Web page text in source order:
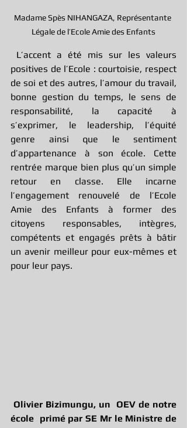
Madame Spès NIHANGAZA, Représentante
Légale de l’Ecole Amie des Enfants
L’accent a été mis sur les valeurs
positives de l’Ecole : courtoisie, respect
de soi et des autres, l’amour du travail,
bonne gestion du temps, le sens de
responsabilité, la capacité à
s’exprimer, le leadership, l’équité
genre ainsi que le sentiment
d’appartenance à son école. Cette
rentrée marque bien plus qu’un simple
retour en classe. Elle incarne
l’engagement renouvelé de l’Ecole
Amie des Enfants à former des
citoyens responsables, intègres,
compétents et engagés prêts à bâtir
un avenir meilleur pour eux-mêmes et
pour leur pays.
Olivier Bizimungu, un  OEV de notre
école  primé par SE Mr le Ministre de